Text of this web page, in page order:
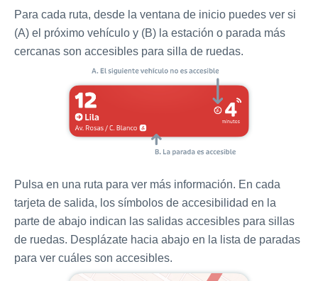
Para cada ruta, desde la ventana de inicio puedes ver si
(A) el próximo vehículo y (B) la estación o parada más
cercanas son accesibles para silla de ruedas.
Pulsa en una ruta para ver más información. En cada
tarjeta de salida, los símbolos de accesibilidad en la
parte de abajo indican las salidas accesibles para sillas
de ruedas. Desplázate hacia abajo en la lista de paradas
para ver cuáles son accesibles.